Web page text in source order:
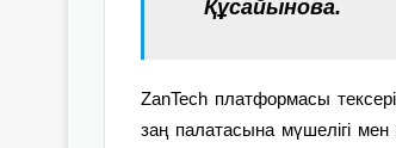
Құсайынова.
ZanTech платформасы
заң палатасына мүшелігі мен